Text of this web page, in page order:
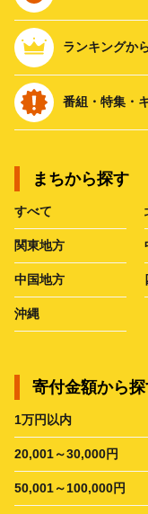
ランキングか
番組・特集・
まちから探す
すべて
関東地方
中国地方
沖縄
寄付金額から
1万円以内
20,001～30,000円
50,001～100,000円